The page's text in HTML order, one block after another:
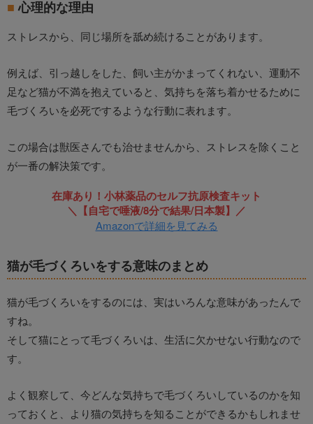
心理的な理由
ストレスから、同じ場所を舐め続けることがあります。
例えば、引っ越しをした、飼い主がかまってくれない、運動不
足など猫が不満を抱えていると、気持ちを落ち着かせるために
毛づくろいを必死でするような行動に表れます。
この場合は獣医さんでも治せませんから、ストレスを除くこと
が一番の解決策です。
在庫あり！小林薬品のセルフ抗原検査キット
＼【自宅で唾液/8分で結果/日本製】／
Amazonで詳細を見てみる
猫が毛づくろいをする意味のまとめ
猫が毛づくろいをするのには、実はいろんな意味があったんで
すね。
そして猫にとって毛づくろいは、生活に欠かせない行動なので
す。
よく観察して、今どんな気持ちで毛づくろいしているのかを知
っておくと、より猫の気持ちを知ることができるかもしれませ